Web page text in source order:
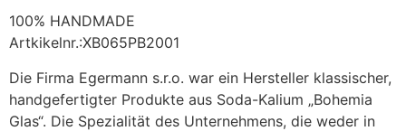
100% HANDMADE
Artkikelnr.:XB065PB2001
Die Firma Egermann s.r.o. war ein Hersteller klassischer,
handgefertigter Produkte aus Soda-Kalium „Bohemia
Glas“. Die Spezialität des Unternehmens, die weder in